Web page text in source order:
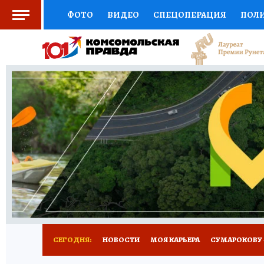
ФОТО ВИДЕО СПЕЦОПЕРАЦИЯ
СОЦПОДДЕРЖКА НАУКА АФИША
ВЫБОР ЭКСПЕРТОВ ДОКТОР
КНИЖНАЯ ПОЛКА ПРОГНОЗЫ НА СПОРТ
ПРЕСС-ЦЕНТР НЕДВИЖИМОСТЬ
РАДИО КП РЕКЛАМА ТЕСТЫ НОВОЕ
СЕГОДНЯ: НОВОСТИ МОЯ КАРЬЕРА СУМАРОКОВУ